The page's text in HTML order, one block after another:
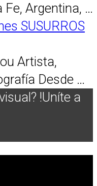
Argentina, …
SUSURROS
Artista,
Desde …
!Uníte a